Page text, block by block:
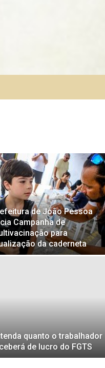
de João Pessoa
Campanha de
para
da caderneta
quanto o trabalhador
de lucro do FGTS